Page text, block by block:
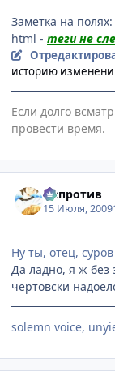
Заметка на
html - теги не
историю
Если долго
провести время.
Напротив
15 Июля, 2009
Ну ты, отец,
Да ладно, я ж без
чертовски
solemn voice,